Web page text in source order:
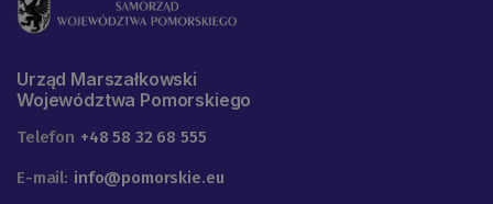
Urząd Marszałkowski
Województwa Pomorskiego
Telefon +48 58 32 68 555
E-mail: info@pomorskie.eu